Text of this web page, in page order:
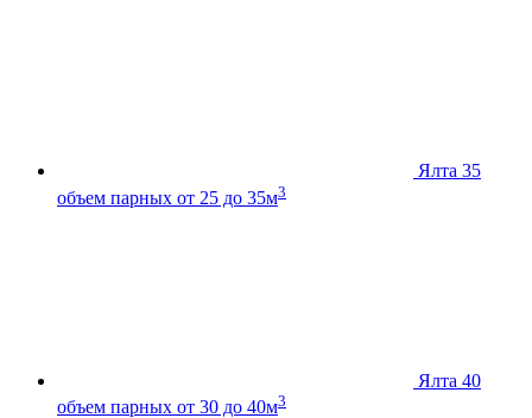
Ялта 35
объем парных от 25 до 35м3
Ялта 40
объем парных от 30 до 40м3